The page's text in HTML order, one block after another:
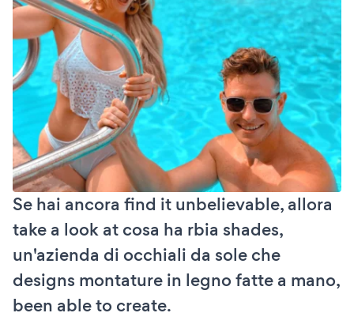
Se hai ancora find it unbelievable, allora
take a look at cosa ha rbia shades,
un'azienda di occhiali da sole che
designs montature in legno fatte a mano,
been able to create.